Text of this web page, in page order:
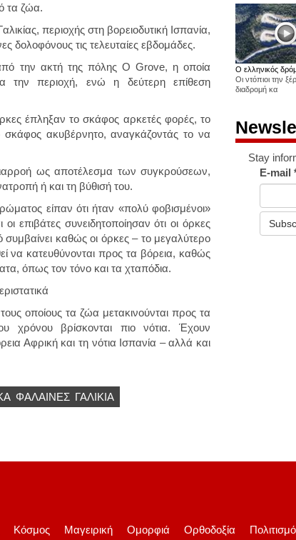
τα ζώα.
περιοχής στη βορειοδυτική Ισπανία,
δολοφόνους τις τελευταίες εβδομάδες.
την ακτή της πόλης O Grove, η οποία
την περιοχή, ενώ η δεύτερη επίθεση
έπληξαν το σκάφος αρκετές φορές, το
ακυβέρνητο, αναγκάζοντάς το να
ως αποτέλεσμα των συγκρούσεων,
ή και τη βύθισή του.
είπαν ότι ήταν «πολύ φοβισμένοι»
επιβάτες συνειδητοποίησαν ότι οι όρκες
συμβαίνει καθώς οι όρκες – το μεγαλύτερο
να κατευθύνονται προς τα βόρεια, καθώς
όπως τον τόνο και τα χταπόδια.
οποίους τα ζώα μετακινούνται προς τα
χρόνου βρίσκονται πιο νότια. Έχουν
Αφρική και τη νότια Ισπανία – αλλά και
ΦΆΛΑΙΝΕΣ ΓΑΛΙΚΊΑ
Ο ελληνικός
Οι ντόπιοι την
διαδρομή κα
Stay
E-mail
Κόσμος Μαγειρική Ομορφιά Ορθοδοξία